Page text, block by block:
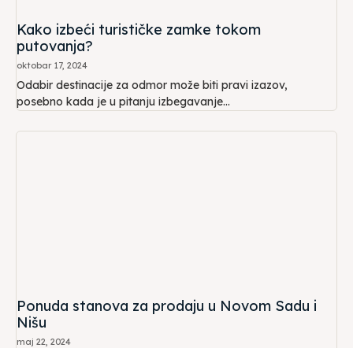
Kako izbeći turističke zamke tokom
putovanja?
oktobar 17, 2024
Odabir destinacije za odmor može biti pravi izazov,
posebno kada je u pitanju izbegavanje...
Ponuda stanova za prodaju u Novom Sadu i
Nišu
maj 22, 2024